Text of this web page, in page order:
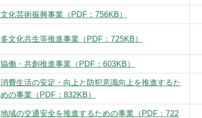
文化芸術振興事業（PDF：756KB）
多文化共生等推進事業（PDF：725KB）
協働・共創推進事業（PDF：603KB）
消費生活の安定・向上と防犯意識向上を推進するた
めの事業（PDF：832KB）
地域の交通安全を推進するための事業（PDF：722